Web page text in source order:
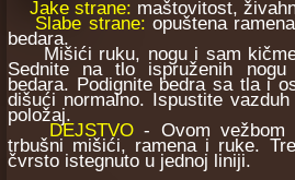
Jake strane: maštovitost,
Slabe strane: opuštena
bedara.
Mišići ruku, nogu i sam
Sednite na tlo ispruženih
bedara. Podignite bedra sa tla i
dišući normalno. Ispustite
položaj.
DEJSTVO- Ovom vežbom
trbušni mišići, ramena i ruke.
čvrsto istegnuto u jednoj liniji.